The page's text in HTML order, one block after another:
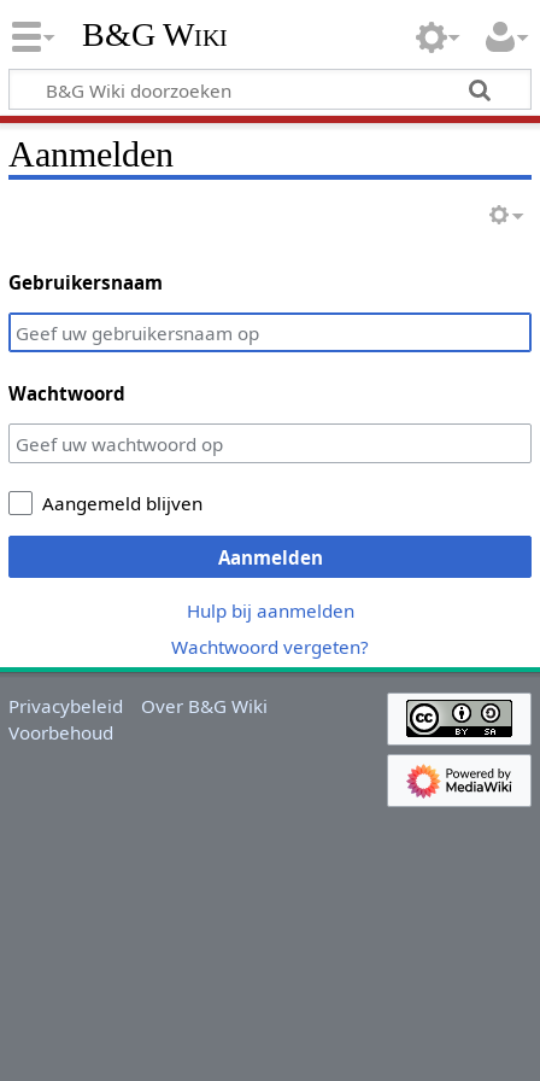
B&G Wiki
Aanmelden
Gebruikersnaam
Wachtwoord
Aangemeld blijven
Aanmelden
Hulp bij aanmelden
Wachtwoord vergeten?
Privacybeleid
Over B&G Wiki
Voorbehoud